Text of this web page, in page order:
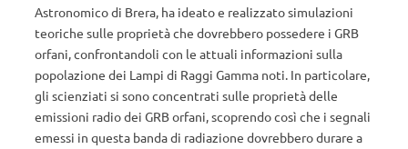
Astronomico di Brera, ha ideato e realizzato simulazioni
teoriche sulle proprietà che dovrebbero possedere i GRB
orfani, confrontandoli con le attuali informazioni sulla
popolazione dei Lampi di Raggi Gamma noti. In particolare,
gli scienziati si sono concentrati sulle proprietà delle
emissioni radio dei GRB orfani, scoprendo così che i segnali
emessi in questa banda di radiazione dovrebbero durare a